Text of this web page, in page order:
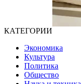
КАТЕГОРИИ
Экономика
Культура
Политика
Общество